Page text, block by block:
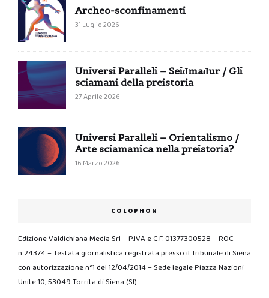
Archeo-sconfinamenti
31 Luglio 2026
Universi Paralleli – Seiđmađur / Gli
sciamani della preistoria
27 Aprile 2026
Universi Paralleli – Orientalismo /
Arte sciamanica nella preistoria?
16 Marzo 2026
COLOPHON
Edizione Valdichiana Media Srl – P.IVA e C.F. 01377300528 – ROC
n.24374 – Testata giornalistica registrata presso il Tribunale di Siena
con autorizzazione n°1 del 12/04/2014 – Sede legale Piazza Nazioni
Unite 10, 53049 Torrita di Siena (SI)